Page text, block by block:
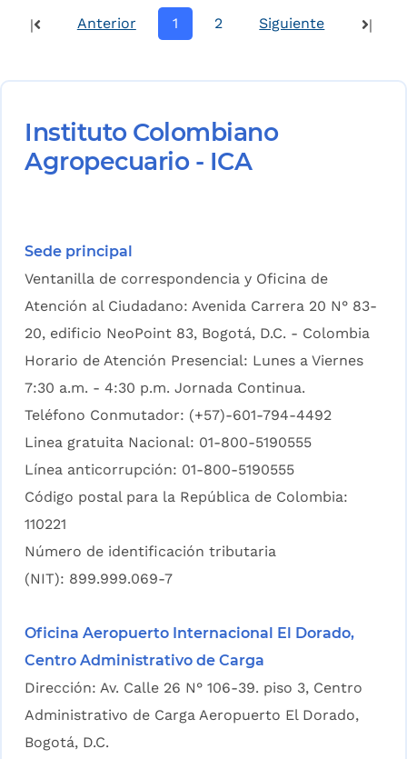
| Anterior 1 2 Siguiente |
Instituto Colombiano
Agropecuario - ICA
Sede principal
Ventanilla de correspondencia y Oficina de
Atención al Ciudadano: Avenida Carrera 20 N° 83-
20, edificio NeoPoint 83, Bogotá, D.C. - Colombia
Horario de Atención Presencial: Lunes a Viernes
7:30 a.m. - 4:30 p.m. Jornada Continua.
Teléfono Conmutador: (+57)-601-794-4492
Linea gratuita Nacional: 01-800-5190555
Línea anticorrupción: 01-800-5190555
Código postal para la República de Colombia:
110221
Número de identificación tributaria
(NIT): 899.999.069-7
Oficina Aeropuerto Internacional El Dorado,
Centro Administrativo de Carga
Dirección: Av. Calle 26 N° 106-39. piso 3, Centro
Administrativo de Carga Aeropuerto El Dorado,
Bogotá, D.C.